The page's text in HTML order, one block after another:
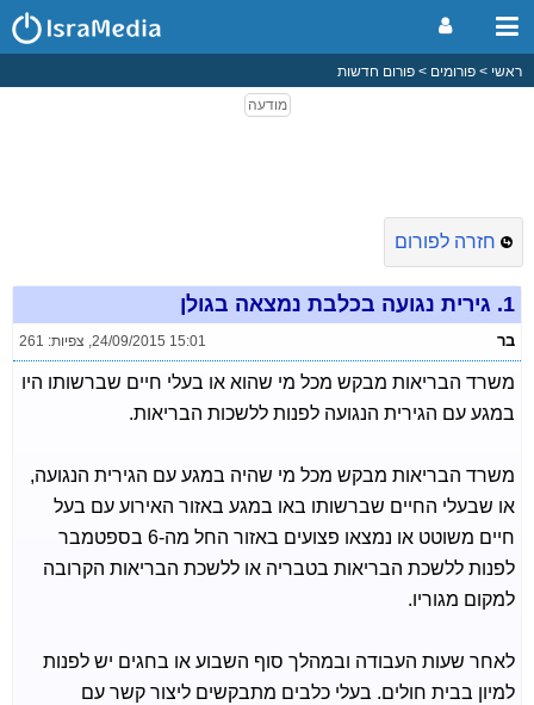
ראשי פורומים פורום חדשות
חזרה לפורום
1. גירית נגועה בכלבת נמצאה בגולן
בר 24/09/2015 15:01
, צפיות: 261
משרד הבריאות מבקש מכל מי שהוא או בעלי חיים שברשותו היו
במגע עם הגירית הנגועה לפנות ללשכות הבריאות.
משרד הבריאות מבקש מכל מי שהיה במגע עם הגירית הנגועה,
או שבעלי החיים שברשותו באו במגע באזור האירוע עם בעל
חיים משוטט או נמצאו פצועים באזור החל מה-6 בספטמבר
לפנות ללשכת הבריאות בטבריה או ללשכת הבריאות הקרובה
למקום מגוריו.
לאחר שעות העבודה ובמהלך סוף השבוע או בחגים יש לפנות
למיון בבית חולים. בעלי כלבים מתבקשים ליצור קשר עם